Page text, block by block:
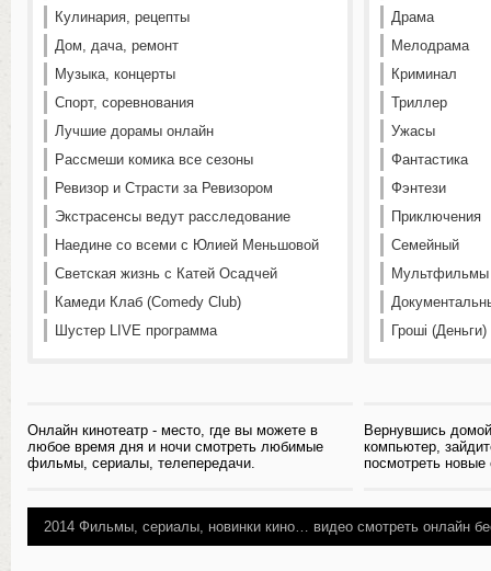
Кулинария, рецепты
Дом, дача, ремонт
Музыка, концерты
Спорт, соревнования
Лучшие дорамы онлайн
Рассмеши комика все сезоны
Ревизор и Страсти за Ревизором
Экстрасенсы ведут расследование
Наедине со всеми с Юлией Меньшовой
Светская жизнь с Катей Осадчей
Камеди Клаб (Comedy Club)
Шустер LIVE программа
Онлайн кинотеатр - место, где вы можете в
любое время дня и ночи смотреть любимые
фильмы, сериалы, телепередачи.
Драма
Мелодрама
Криминал
Триллер
Ужасы
Фантастика
Фэнтези
Приключения
Семейный
Мультфильмы
Гроші
Вернувшись
компьютер,
посмотреть
2014 Фильмы, сериалы, новинки кино… видео смотреть онлайн